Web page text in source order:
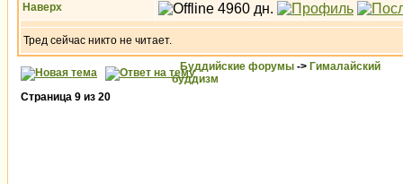
Наверх
Тред сейчас никто не читает.
Буддийские форумы -> Гималайский
буддизм
Страница 9 из 20